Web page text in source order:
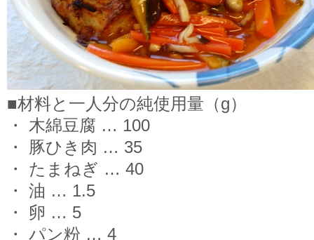
■材料と一人分の純使用量（g）
・ 木綿豆腐 … 100
・ 豚ひき肉 … 35
・ たまねぎ … 40
・ 油 … 1.5
・ 卵 … 5
・ パン粉 … 4